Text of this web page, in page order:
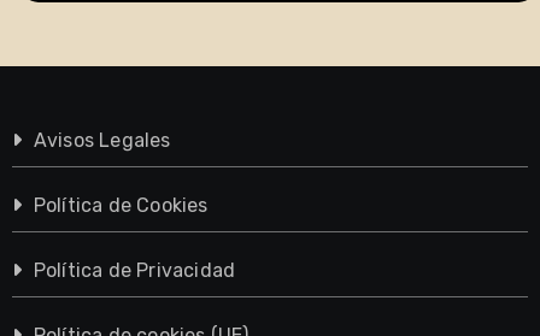
Avisos Legales
Política de Cookies
Política de Privacidad